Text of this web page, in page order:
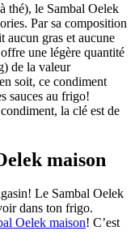
thé), le Sambal Oelek
Par sa composition
aucun gras et aucune
une légère quantité
de la valeur
soit, ce condiment
sauces au frigo!
la clé est de
maison
Le Sambal Oelek
dans ton frigo.
Oelek maison! C’est